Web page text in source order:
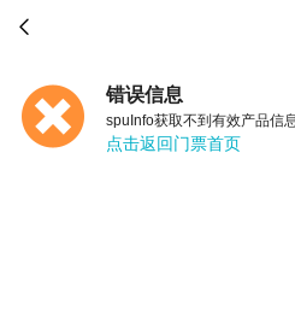

错误信息
spuInfo获取不到有效产品信
点击返回门票首页